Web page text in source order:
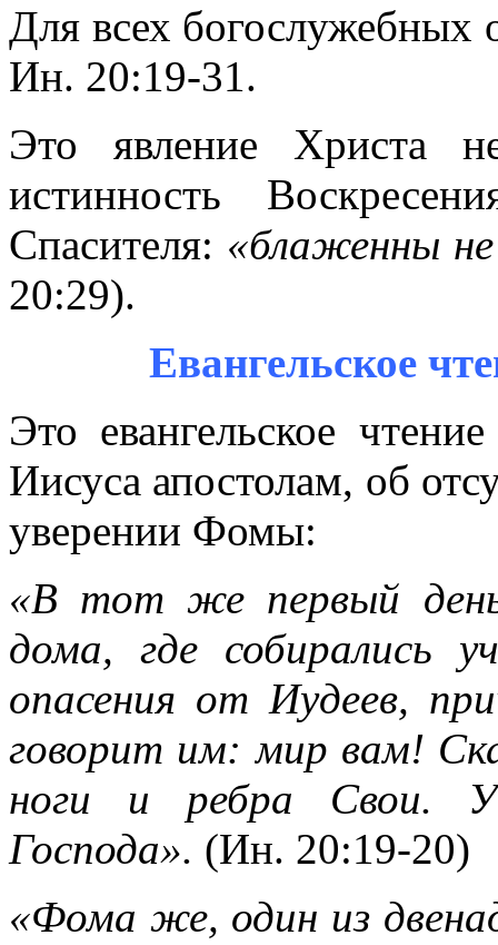
Для всех богослужебных
Ин. 20:19-31.
Это явление Христа
истинность
Спасителя: «блаженны
20:29).
Евангельское
Это евангельское
Иисуса апостолам, об
уверении Фомы:
«В тот же первый день
дома, где собирались
опасения от Иудеев,
говорит им: мир вам!
ноги и ребра Свои.
Господа». (Ин. 20:19-20)
«Фома же, один из